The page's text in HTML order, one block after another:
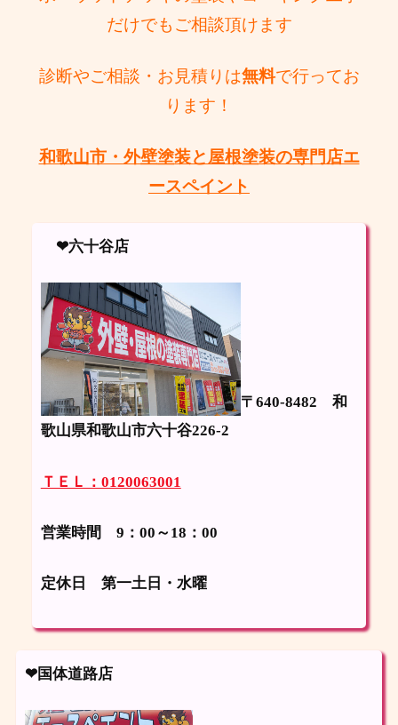
だけでもご相談頂けます
診断やご相談・お見積りは無料で行ってお
ります！
和歌山市・外壁塗装と屋根塗装の専門店エ
ースペイント
❤六十谷店
〒640-8482 和
歌山県和歌山市六十谷226-2
ＴＥＬ：0120063001
営業時間 9：00～18：00
定休日 第一土日・水曜
❤国体道路店